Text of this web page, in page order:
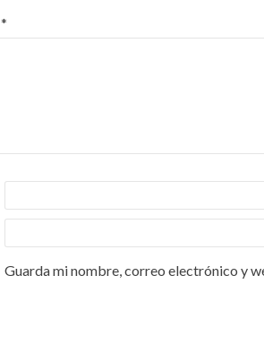
*
Guarda mi nombre, correo electrónico y